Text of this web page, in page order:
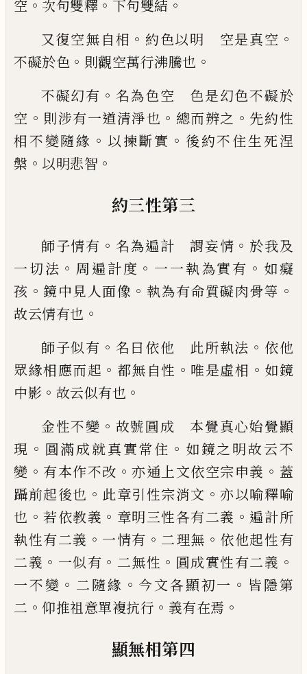
空 。 次句雙釋 。 下句雙結 。
又復空無自相 。 約色以明 空是真空 。
不礙於色 。 則觀空萬行沸騰也 。
不礙幻有 。 名為色空 色是幻色不礙於
空 。 則涉有一道清淨也 。 總而辨之 。 先約性
相不變隨緣 。 以揀斷實 。 後約不住生死涅
槃 。 以明悲智 。
約三性第三
師子情有 。 名為遍計 謂妄情 。 於我及
一切法 。 周遍計度 。 一一執為實有 。 如癡
孩 。 鏡中見人面像 。 執為有命質礙肉骨等 。
故云情有也 。
師子似有 。 名曰依他 此所執法 。 依他
眾緣相應而起 。 都無自性 。 唯是虛相 。 如鏡
中影 。 故云似有也 。
金性不變 。 故號圓成 本覺真心始覺顯
現 。 圓滿成就真實常住 。 如鏡之明故云不
變 。 有本作不改 。亦通上文依空宗申義 。 蓋
躡前起後也 。 此章引性宗消文 。亦以喻釋喻
也 。若依教義 。 章明三性各有二義 。 遍計所
執性有二義 。 一情有 。 二理無 。 依他起性有
二義 。 一似有 。 二無性 。 圓成實性有二義 。
一不變 。 二隨緣 。 今文各顯初一 。 皆隱第
二 。 仰推祖意單複抗行 。 義有在焉 。
顯無相第四